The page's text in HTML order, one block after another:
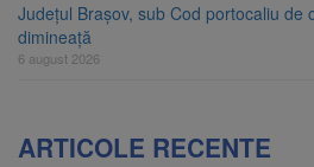
Județul Brașov, sub Cod portocaliu de
dimineață
6 august 2026
ARTICOLE RECENTE